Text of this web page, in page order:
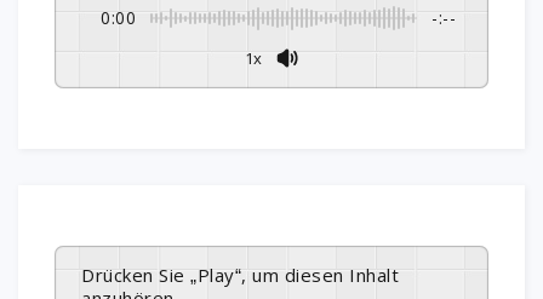
0:00 -:--
1x
Drücken Sie „Play“, um diesen Inhalt